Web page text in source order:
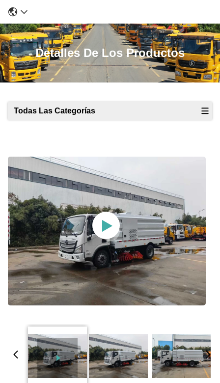
Detalles De Los Productos
Todas Las Categorías